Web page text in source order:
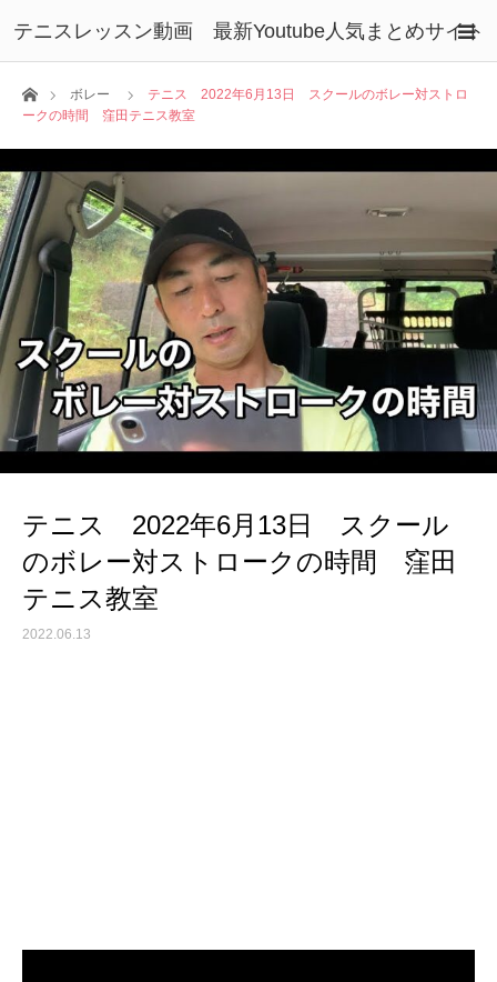
テニスレッスン動画 最新Youtube人気まとめサイト
ホームボレー
テニス 2022年6月13日 スクールのボレー対ストロ
ークの時間 窪田テニス教室
テニス 2022年6月13日 スクール
のボレー対ストロークの時間 窪田
テニス教室
2022.06.13